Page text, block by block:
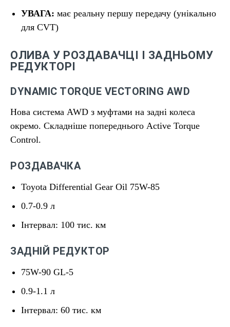
УВАГА: має реальну першу передачу (унікально
для CVT)
ОЛИВА У РОЗДАВАЧЦІ І ЗАДНЬОМУ
РЕДУКТОРІ
DYNAMIC TORQUE VECTORING AWD
Нова система AWD з муфтами на задні колеса
окремо. Складніше попереднього Active Torque
Control.
РОЗДАВАЧКА
Toyota Differential Gear Oil 75W-85
0.7-0.9 л
Інтервал: 100 тис. км
ЗАДНІЙ РЕДУКТОР
75W-90 GL-5
0.9-1.1 л
Інтервал: 60 тис. км